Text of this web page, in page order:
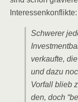
Interessenkonflikte:
Schwe­rer
ver­kauf­te,
und dazu
Vor­fall blieb
den, doch